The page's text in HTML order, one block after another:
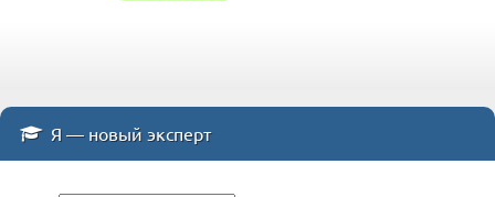
Я — новый эксперт